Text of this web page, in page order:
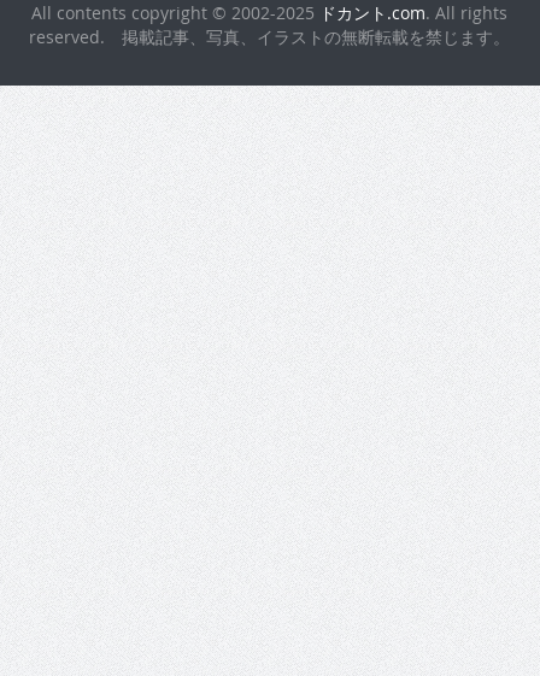
All contents copyright © 2002-2025 ドカント.com. All rights
reserved. 掲載記事、写真、イラストの無断転載を禁じます。